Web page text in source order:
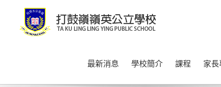
content
最新消息 學校簡介 課程 家